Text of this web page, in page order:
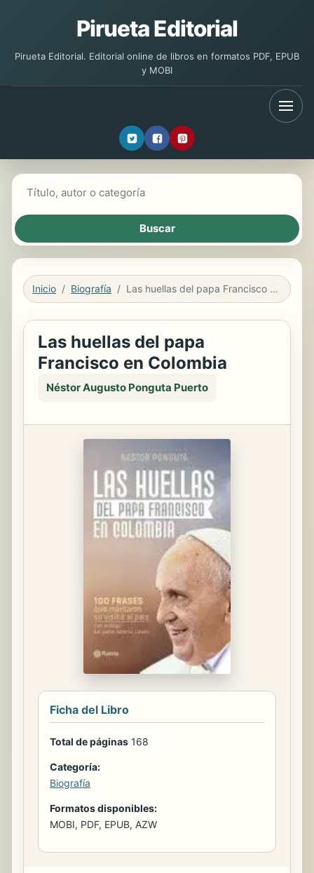
Pirueta Editorial
Pirueta Editorial. Editorial online de libros en formatos PDF, EPUB
y MOBI
Inicio Biografía Las huellas del papa Francisco en Colombia
Las huellas del papa
Francisco en Colombia
Néstor Augusto Ponguta Puerto
Ficha del Libro
Total de páginas 168
Categoría:
Biografía
Formatos disponibles:
MOBI, PDF, EPUB, AZW